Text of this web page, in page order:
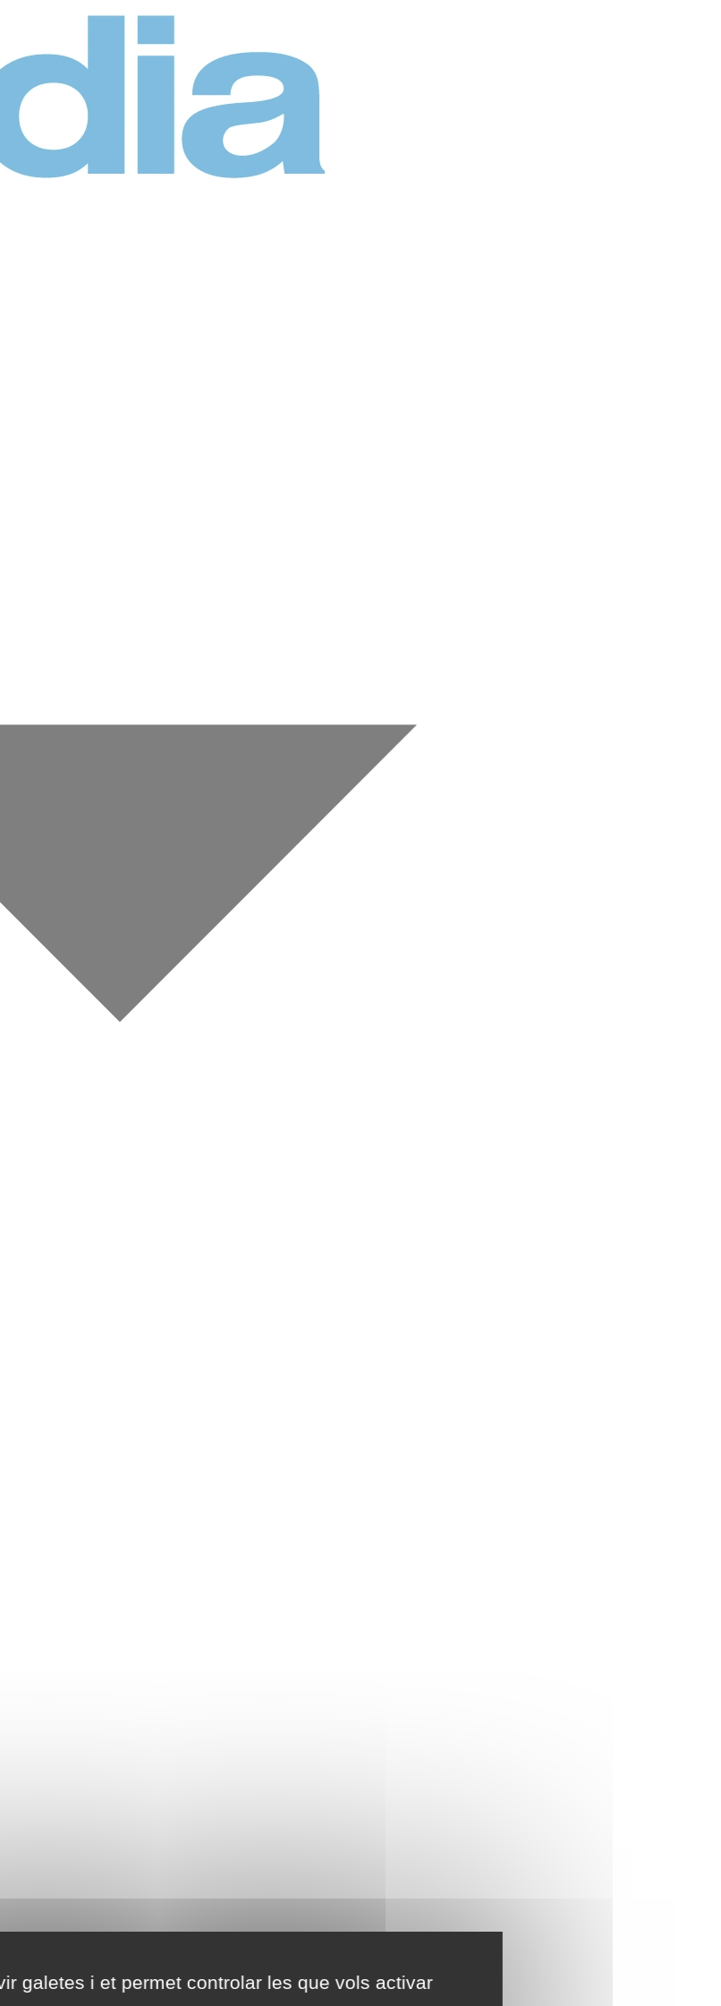
galetes i et permet controlar les que vols activar